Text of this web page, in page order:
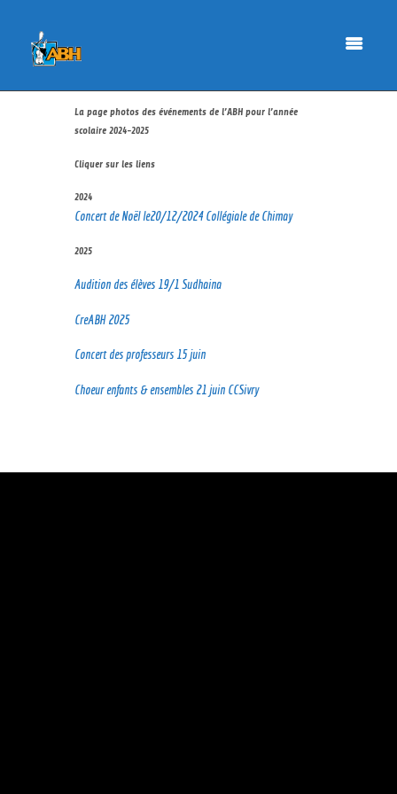
La page photos des événements de l’ABH pour l’année
scolaire 2024-2025
Cliquer sur les liens
2024
Concert de Noël le20/12/2024 Collégiale de Chimay
2025
Audition des élèves 19/1 Sudhaina
CreABH 2025
Concert des professeurs 15 juin
Choeur enfants & ensembles 21 juin CCSivry